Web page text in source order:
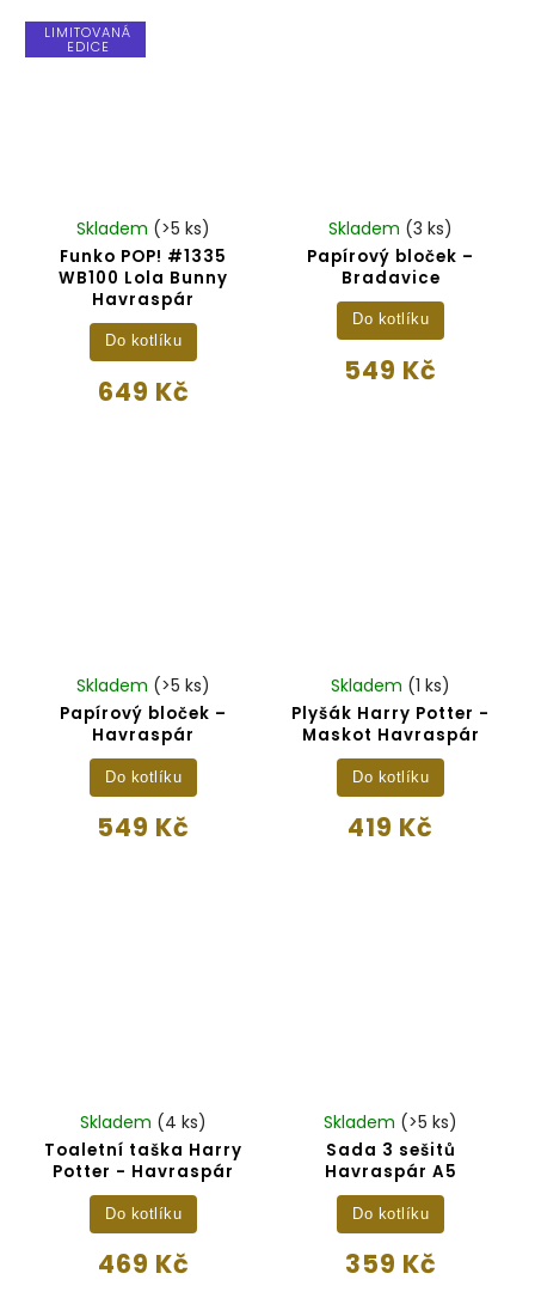
LIMITOVANÁ
EDICE
Funko POP! #1335
WB100 Lola Bunny
Havraspár
Skladem (>5 ks)
649 Kč
Do kotlíku
Papírový bloček –
Bradavice
Skladem (3 ks)
549 Kč
Do kotlíku
Papírový bloček –
Havraspár
Skladem (>5 ks)
549 Kč
Do kotlíku
Plyšák Harry Potter -
Maskot Havraspár
Skladem (1 ks)
419 Kč
Do kotlíku
Toaletní taška Harry
Potter - Havraspár
Skladem (4 ks)
469 Kč
Do kotlíku
Sada 3 sešitů
Havraspár A5
Skladem (>5 ks)
359 Kč
Do kotlíku